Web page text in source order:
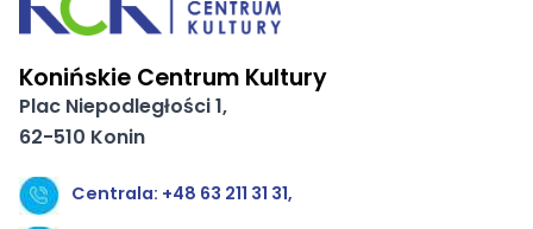
Konińskie Centrum Kultury
Plac Niepodległości 1,
62-510 Konin
Centrala: +48 63 211 31 31,